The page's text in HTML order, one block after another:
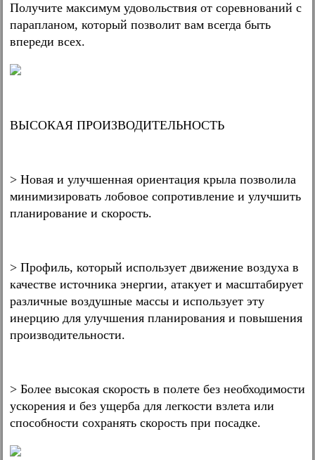
Получите максимум удовольствия от соревнований с
парапланом, который позволит вам всегда быть
впереди всех.
ВЫСОКАЯ ПРОИЗВОДИТЕЛЬНОСТЬ
> Новая и улучшенная ориентация крыла позволила
минимизировать лобовое сопротивление и улучшить
планирование и скорость.
> Профиль, который использует движение воздуха в
качестве источника энергии, атакует и масштабирует
различные воздушные массы и использует эту
инерцию для улучшения планирования и повышения
производительности.
> Более высокая скорость в полете без необходимости
ускорения и без ущерба для легкости взлета или
способности сохранять скорость при посадке.